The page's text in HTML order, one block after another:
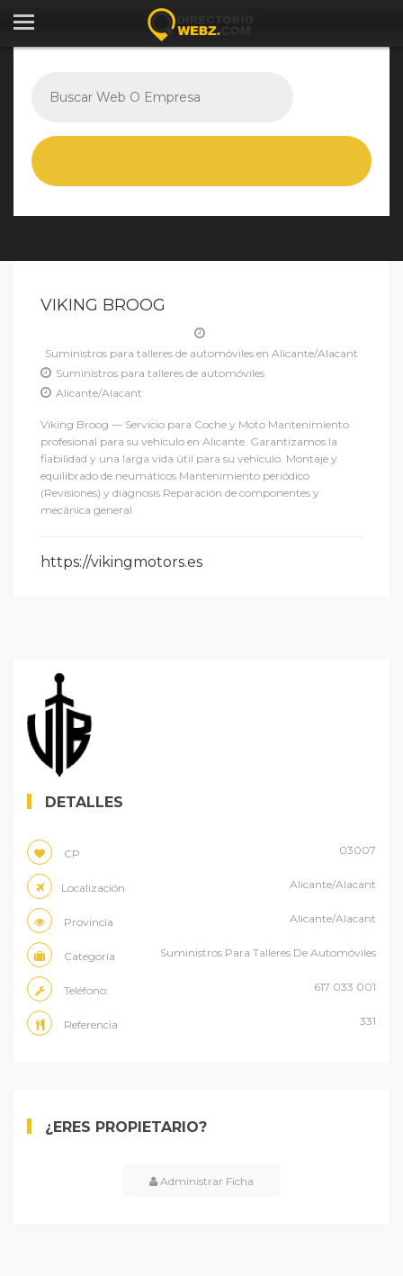
VIKING BROOG
Suministros para talleres de automóviles en Alicante/Alacant
Suministros para talleres de automóviles
Alicante/Alacant
Viking Broog — Servicio para Coche y Moto Mantenimiento
profesional para su vehículo en Alicante. Garantizamos la
fiabilidad y una larga vida útil para su vehículo. Montaje y
equilibrado de neumáticos Mantenimiento periódico
(Revisiones) y diagnosis Reparación de componentes y
mecánica general
https://vikingmotors.es
DETALLES
CP 03007
Localización Alicante/Alacant
Provincia Alicante/Alacant
Categoría Suministros Para Talleres De Automóviles
Teléfono: 617 033 001
Referencia 331
¿ERES PROPIETARIO?
Administrar Ficha